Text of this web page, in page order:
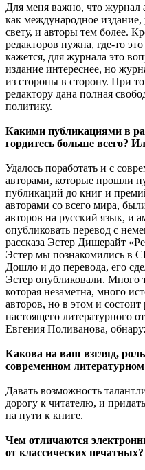
Для меня важно, что журнал
как международное издание,
свету, и авторы тем более.
редакторов нужна, где-то
кажется, для журнала это
издание интереснее, но
из стороны в сторону. При
редактору дана полная
политику.
Какими публикациями в
гордитесь больше всего?
Удалось поработать и с
авторами, которые прошли
публикаций до книг и
авторами со всего мира,
авторов на русский язык, и
опубликовать перевод с
рассказа Эстер Дишерайт
Эстер мы познакомились в
Дошло и до перевода, его
Эстер опубликовали. Много
которая незаметна, много
авторов, но в этом и
настоящего литературного
Евгения Поливанова,
Какова на ваш взгляд,
современном литературном
Давать возможность
дорогу к читателю, и
на пути к книге.
Чем отличаются
от классических печатных?